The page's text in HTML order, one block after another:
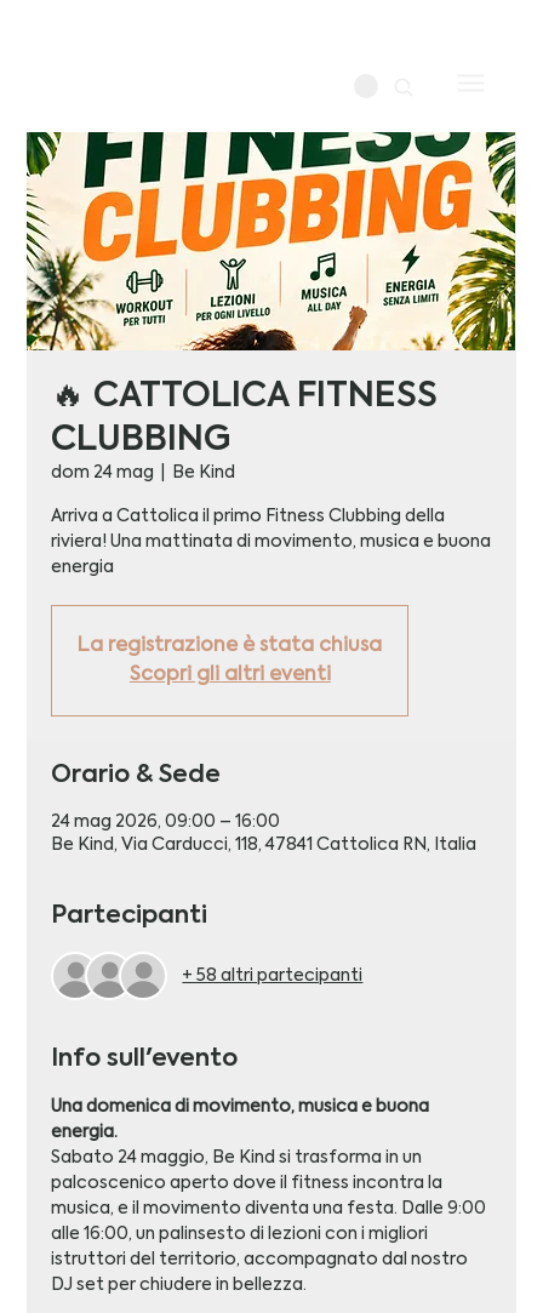
🔥 CATTOLICA FITNESS
CLUBBING
dom 24 mag Be Kind
Arriva a Cattolica il primo Fitness Clubbing della
riviera! Una mattinata di movimento, musica e buona
energia
La registrazione è stata chiusa
Scopri gli altri eventi
Orario & Sede
24 mag 2026, 09:00 – 16:00
Be Kind, Via Carducci, 118, 47841 Cattolica RN, Italia
Partecipanti
+ 58 altri partecipanti
Info sull'evento
Una domenica di movimento, musica e buona
energia.
Sabato 24 maggio, Be Kind si trasforma in un
palcoscenico aperto dove il fitness incontra la
musica, e il movimento diventa una festa. Dalle 9:00
alle 16:00, un palinsesto di lezioni con i migliori
istruttori del territorio, accompagnato dal nostro
DJ set per chiudere in bellezza.